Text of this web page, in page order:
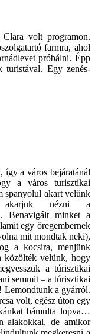
volt programon.
farmra, ahol
próbálni. Épp
turistával. Egy zenés-
így a város bejáratánál
a város turisztikai
spanyolul akart velünk
akarjuk nézni a
Benavigált minket a
egy öregembernek
mit mondtak neki),
a kocsira, menjünk
közölték velünk, hogy
a túrisztikai
semmit – a túrisztikai
Lemondtunk a gyárról.
volt, egész úton egy
bámulta lopva…
alakokkal, de amikor